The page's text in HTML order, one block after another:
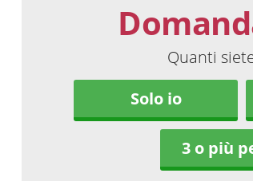
Quanti
Solo io
3 o più